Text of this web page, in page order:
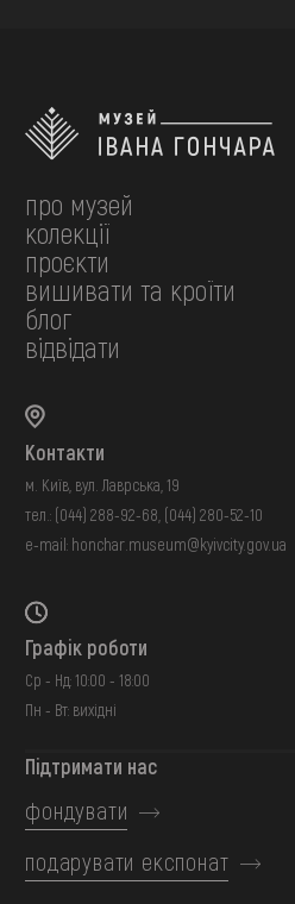
про музей
колекції
проєкти
вишивати та кроїти
блог
відвідати
Контакти
м. Київ, вул. Лаврська, 19
тел.: (044) 288-92-68 (044) 280-52-10
e-mail: honchar.museum@kyivcity.gov.ua
Графік роботи
Ср - Нд: 10:00 - 18:00
Пн - Вт: вихідні
Підтримати нас
фондувати
подарувати експонат